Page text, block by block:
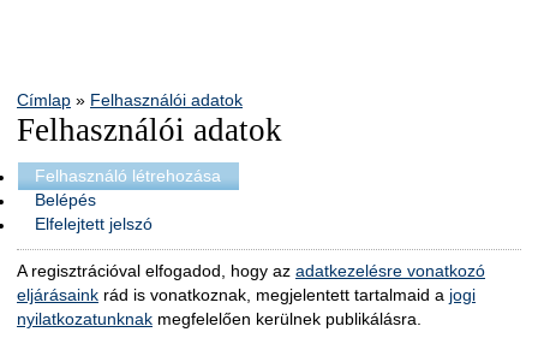
Címlap » Felhasználói adatok
Felhasználói adatok
Felhasználó létrehozása
Belépés
Elfelejtett jelszó
A regisztrációval elfogadod, hogy az adatkezelésre vonatkozó
eljárásaink rád is vonatkoznak, megjelentett tartalmaid a jogi
nyilatkozatunknak megfelelően kerülnek publikálásra.